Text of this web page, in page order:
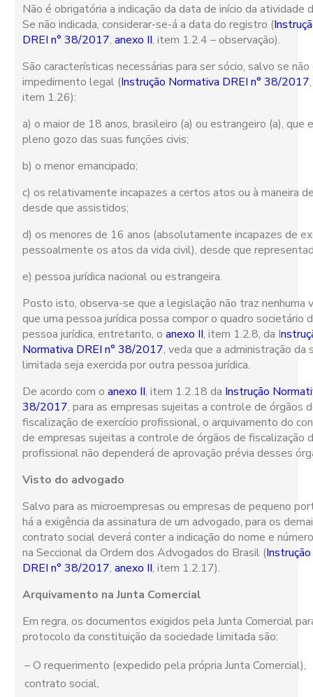
Não é obrigatória a indicação da data de início da atividade
Se não indicada, considerar-se-á a data do registro (
DREI n° 38/2017,anexo II, item 1.2.4 – observação).
São características necessárias para ser sócio, salvo se
impedimento legal (Instrução Normativa DREI n° 38/2017
item 1.26):
a) o maior de 18 anos, brasileiro (a) ou estrangeiro (a), que
pleno gozo das suas funções civis;
b) o menor emancipado;
c) os relativamente incapazes a certos atos ou à maneira
desde que assistidos;
d) os menores de 16 anos (absolutamente incapazes de
pessoalmente os atos da vida civil), desde que
e) pessoa jurídica nacional ou estrangeira.
Posto isto, observa-se que a legislação não traz nenhuma
que uma pessoa jurídica possa compor o quadro societário
pessoa jurídica, entretanto, oanexo II, item 1.2.8, da I
Normativa DREI n° 38/2017, veda que a administração da
limitada seja exercida por outra pessoa jurídica.
De acordo com oanexo II, item 1.2.18 da Instrução
38/2017, para as empresas sujeitas a controle de órgãos
fiscalização de exercício profissional, o arquivamento do
de empresas sujeitas a controle de órgãos de fiscalização
profissional não dependerá de aprovação prévia desses
Visto do advogado
Salvo para as microempresas ou empresas de pequeno
há a exigência da assinatura de um advogado, para os
contrato social deverá conter a indicação do nome e
na Seccional da Ordem dos Advogados do Brasil (
DREI n° 38/2017,anexo II, item 1.2.17).
Arquivamento na Junta Comercial
Em regra, os documentos exigidos pela Junta Comercial
protocolo da constituição da sociedade limitada são:
– O requerimento (expedido pela própria Junta Comercial),
contrato social,